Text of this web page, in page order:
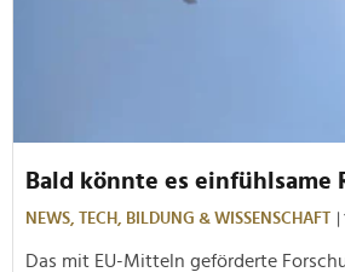
Bald könnte es einfühlsame
NEWS, TECH, BILDUNG & WISSENSCHAFT |
Das mit EU-Mitteln geförderte